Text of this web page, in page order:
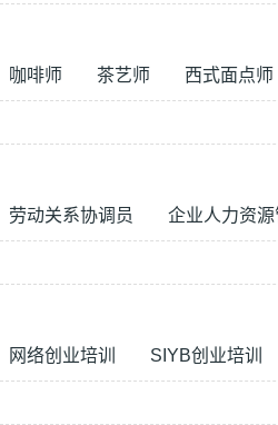
咖啡师 茶艺师 西式面点师
劳动关系协调员 企业人力资源
网络创业培训 SIYB创业培训